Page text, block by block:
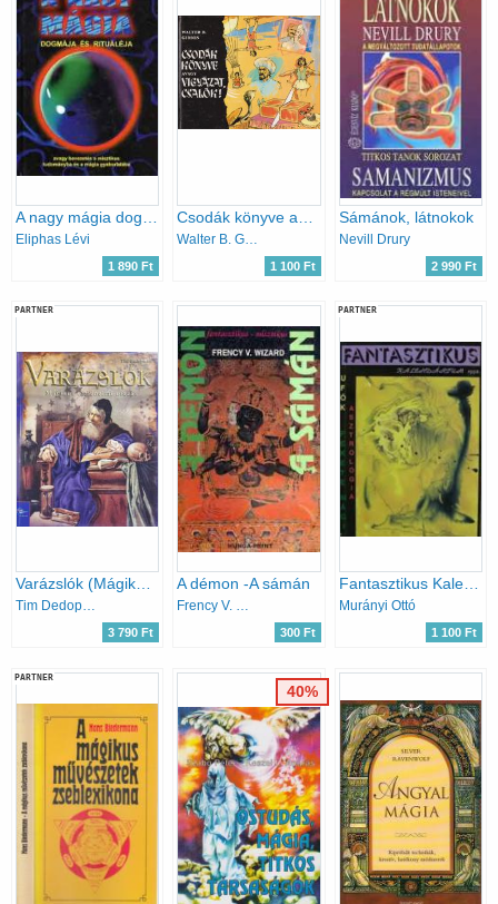
Eliphas Lévi
1 890 Ft 1 100 Ft
Sámánok, látnokok
Nevill Drury
2 990 Ft
PARTNER
Varázslók (Mágikus történelmi utazás)
Tim Dedopulos
3 790 Ft
A démon -A sámán
Frency V. Wizard
300 Ft
PARTNER
Fantasztikus Kalendárium 1992 - Ufók, Fekete mágia, asztrológia
Murányi Ottó
1 100 Ft
PARTNER
40%